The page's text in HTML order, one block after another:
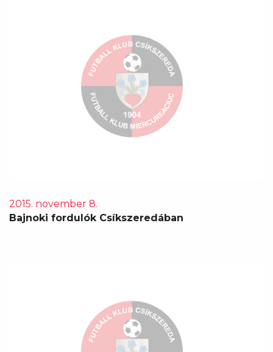
2015. november 8.
Bajnoki fordulók Csíkszeredában